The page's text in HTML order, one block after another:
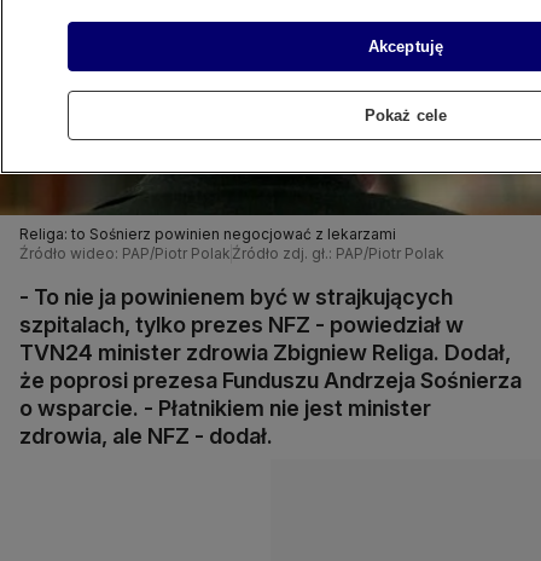
Religa: to Sośnierz powinien negocjować z lekarzami
Źródło wideo: PAP/Piotr Polak Źródło zdj. gł.: PAP/Piotr Polak
- To nie ja powinienem być w strajkujących
szpitalach, tylko prezes NFZ - powiedział w
TVN24 minister zdrowia Zbigniew Religa. Dodał,
że poprosi prezesa Funduszu Andrzeja Sośnierza
o wsparcie. - Płatnikiem nie jest minister
zdrowia, ale NFZ - dodał.
Akceptuję
Pokaż cele